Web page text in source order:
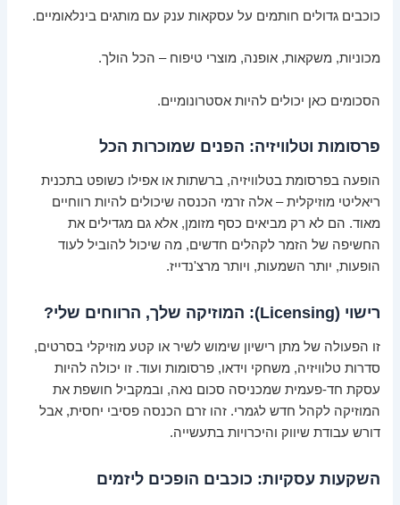
כוכבים גדולים חותמים על עסקאות ענק עם מותגים בינלאומיים.
מכוניות, משקאות, אופנה, מוצרי טיפוח – הכל הולך.
הסכומים כאן יכולים להיות אסטרונומיים.
פרסומות וטלוויזיה: הפנים שמוכרות הכל
הופעה בפרסומת בטלוויזיה, ברשתות או אפילו כשופט בתכנית
ריאליטי מוזיקלית – אלה זרמי הכנסה שיכולים להיות רווחיים
מאוד. הם לא רק מביאים כסף מזומן, אלא גם מגדילים את
החשיפה של הזמר לקהלים חדשים, מה שיכול להוביל לעוד
הופעות, יותר השמעות, ויותר מרצ'נדייז.
רישוי (Licensing): המוזיקה שלך, הרווחים שלי?
זו הפעולה של מתן רישיון שימוש לשיר או קטע מוזיקלי בסרטים,
סדרות טלוויזיה, משחקי וידאו, פרסומות ועוד. זו יכולה להיות
עסקת חד-פעמית שמכניסה סכום נאה, ובמקביל חושפת את
המוזיקה לקהל חדש לגמרי. זהו זרם הכנסה פסיבי יחסית, אבל
דורש עבודת שיווק והיכרויות בתעשייה.
השקעות עסקיות: כוכבים הופכים ליזמים